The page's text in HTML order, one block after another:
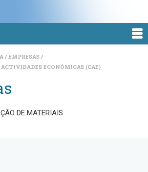
EMPRESAS
ECONÓMICAS (CAE)
DE MATERIAIS